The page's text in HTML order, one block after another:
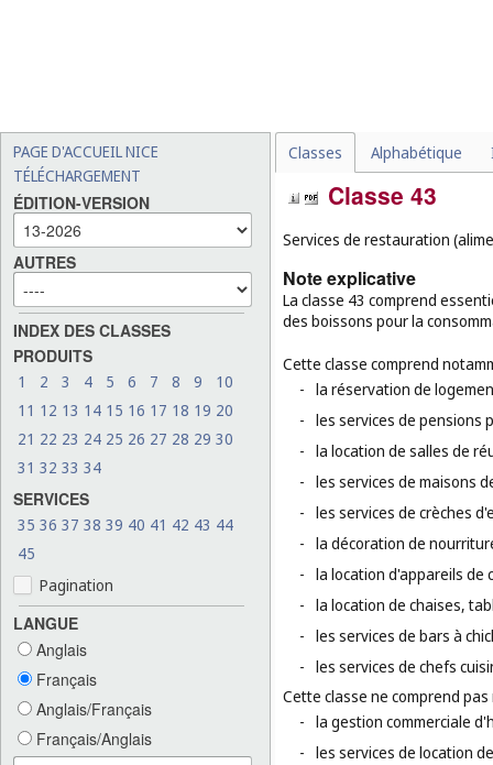
PAGE D'ACCUEIL NICE
TÉLÉCHARGEMENT
ÉDITION-VERSION
AUTRES
INDEX DES CLASSES
PRODUITS
1 2 3 4 5 6 7 8 9
10
11 12 13 14 15 16 17 18 19 20
21 22 23 24 25 26 27 28 29 30
31 32 33 34
SERVICES
35 36 37 38 39 40 41 42 43 44
45
Pagination
LANGUE
Anglais
Français
Anglais/Français
Français/Anglais
Classes Alphabétique
Classe 43
Services de restauration
Note explicative
La classe 43 comprend
des boissons pour la
Cette classe comprend
- la réservation de
- les services de pensions
- la location de salles de
- les services de maisons
- les services de crèches
- la décoration de
- la location d'appareils de
- la location de chaises,
- les services de bars à
- les services de chefs
Cette classe ne comprend
- la gestion commerciale
- les services de location